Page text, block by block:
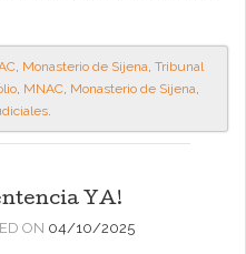
, Monasterio de Sijena, Tribunal
, MNAC, Monasterio de Sijena,
.
YA!
ON 04/10/2025